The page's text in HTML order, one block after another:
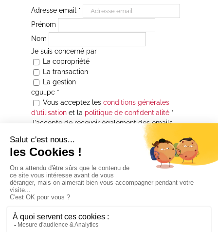
Adresse email *
Prénom
Nom
Je suis concerné par
La copropriété
La transaction
La gestion
cgu_pc *
Vous acceptez les conditions générales
d’utilisationet la politique de confidentialité*
J'accepte de recevoir également des emails
Je souhaite être informé(e) de toutes les
actualités immobilières des agences de la
Maison Atrium Gestion. À tout moment, vous
pourrez utiliser le lien de désabonnement
intégré aux courriers électroniques qui vous
seront envoyés.
* Champs obligatoires